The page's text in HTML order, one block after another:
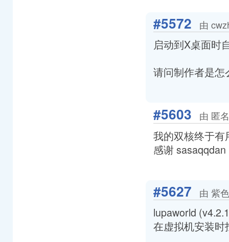
#5572 由
启动到X桌面时
请问制作者是
#5603 由 匿
我的双核终于
感谢 sasaqqdan
#5627 由 紫
lupaworld
在虚拟机安装时